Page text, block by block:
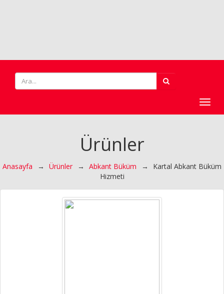
Ürünler
Anasayfa → Ürünler → Abkant Büküm →
Kartal Abkant Büküm
Hizmeti